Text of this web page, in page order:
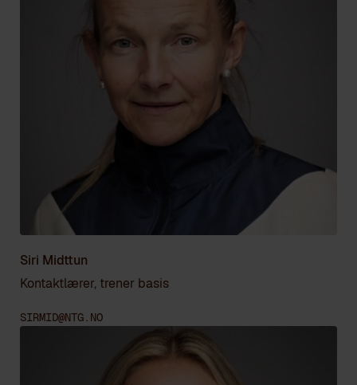
Siri Midttun
Kontaktlærer, trener basis
SIRMID@NTG.NO